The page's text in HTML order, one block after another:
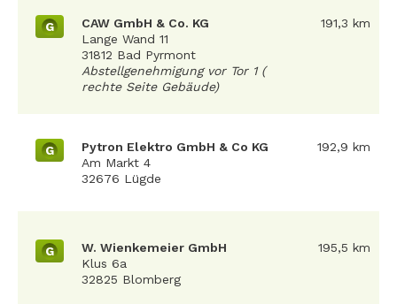
G
CAW GmbH & Co. KG
Lange Wand 11
31812 Bad Pyrmont
Abstellgenehmigung vor Tor 1 (
rechte Seite Gebäude)
191,3 km
G
Pytron Elektro GmbH & Co KG
Am Markt 4
32676 Lügde
192,9 km
G
W. Wienkemeier GmbH
Klus 6a
32825 Blomberg
195,5 km